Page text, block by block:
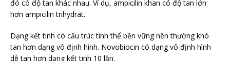
đó có độ tan khác nhau. Ví dụ, ampicilin khan có độ tan lớn
hơn ampicilin trihydrat.
Dạng kết tinh có cấu trúc tinh thể bền vững nên thường khó
tan hơn dạng vô định hình. Novobiocin có dạng vô định hình
dễ tan hơn dạng kết tinh 10 lần.